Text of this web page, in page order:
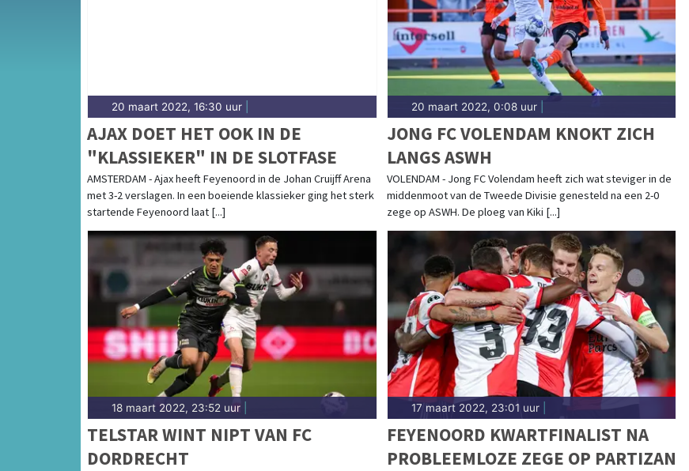
20 maart 2022, 16:30 uur
AJAX DOET HET OOK IN DE
"KLASSIEKER" IN DE SLOTFASE
AMSTERDAM - Ajax heeft Feyenoord in de Johan Cruijff Arena
met 3-2 verslagen. In een boeiende klassieker ging het sterk
startende Feyenoord laat [...]
20 maart 2022, 0:08 uur|
JONG FC VOLENDAM KNOKT ZICH
LANGS ASWH
VOLENDAM - Jong FC Volendam heeft zich wat steviger in de
middenmoot van de Tweede Divisie genesteld na een 2-0
zege op ASWH. De ploeg van Kiki [...]
18 maart 2022, 23:52 uur
TELSTAR WINT NIPT VAN FC
DORDRECHT
17 maart 2022, 23:01 uur|
FEYENOORD KWARTFINALIST NA
PROBLEEMLOZE ZEGE OP PARTIZAN